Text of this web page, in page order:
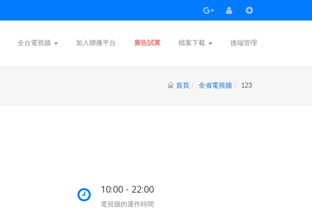
全台電視牆 加入聯播平台 廣告試算 檔案下載 後端管理
首頁 全省電視牆 123
10:00 - 22:00
電視牆的運作時間.